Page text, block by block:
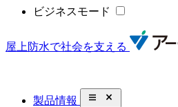
ビジネスモード
屋上防水で社会を支える
製品情報 close_small